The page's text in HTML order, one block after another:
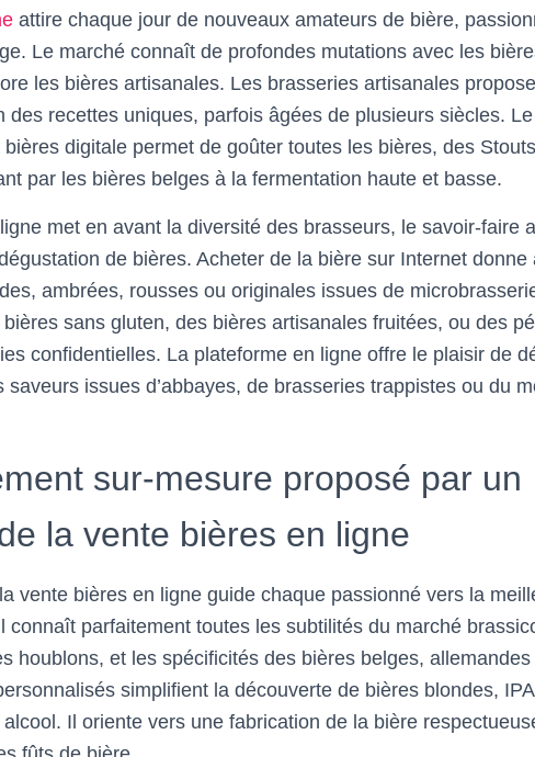
attire chaque jour de nouveaux amateurs de bière,
Le marché connaît de profondes mutations avec les
les bières artisanales. Les brasseries artisanales
des recettes uniques, parfois âgées de plusieurs siècles.
digitale permet de goûter toutes les bières, des
par les bières belges à la fermentation haute et basse.
met en avant la diversité des brasseurs, le savoir-faire
de bières. Acheter de la bière sur Internet donne
ambrées, rousses ou originales issues de
sans gluten, des bières artisanales fruitées, ou des
confidentielles. La plateforme en ligne offre le plaisir de
issues d’abbayes, de brasseries trappistes ou du
sur-mesure proposé par un
la vente bières en ligne
vente bières en ligne guide chaque passionné vers la
connaît parfaitement toutes les subtilités du marché
houblons, et les spécificités des bières belges, allemandes
simplifient la découverte de bières blondes,
Il oriente vers une fabrication de la bière